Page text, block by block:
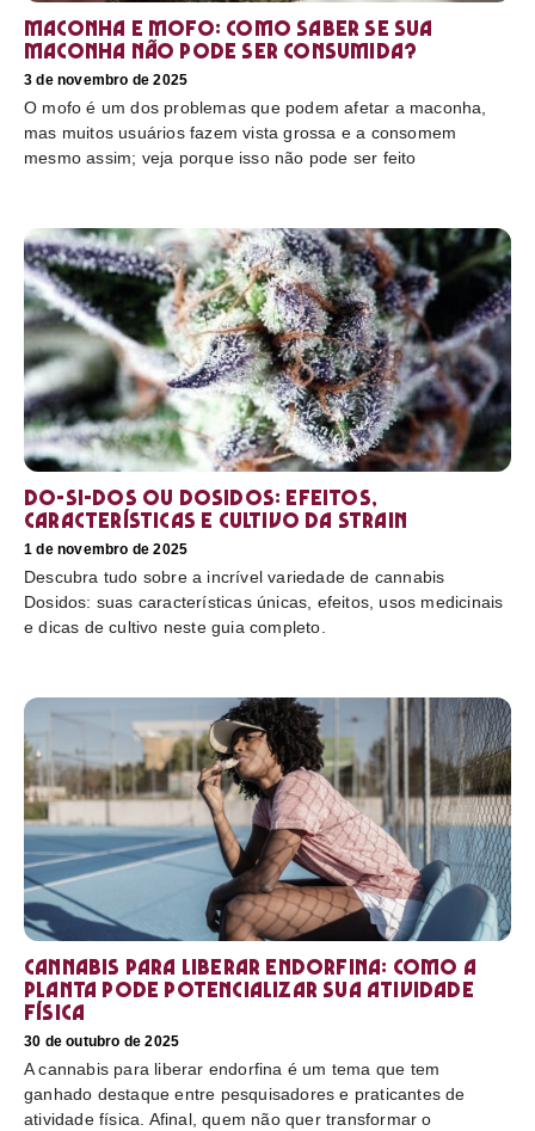
Maconha e mofo: como saber se sua
maconha não pode ser consumida?
3 de novembro de 2025
O mofo é um dos problemas que podem afetar a maconha,
mas muitos usuários fazem vista grossa e a consomem
mesmo assim; veja porque isso não pode ser feito
Do-Si-Dos ou Dosidos: efeitos,
características e cultivo da strain
1 de novembro de 2025
Descubra tudo sobre a incrível variedade de cannabis
Dosidos: suas características únicas, efeitos, usos medicinais
e dicas de cultivo neste guia completo.
Cannabis para liberar endorfina: como a
planta pode potencializar sua atividade
física
30 de outubro de 2025
A cannabis para liberar endorfina é um tema que tem
ganhado destaque entre pesquisadores e praticantes de
atividade física. Afinal, quem não quer transformar o